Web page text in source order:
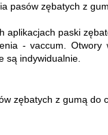
pasów zębatych z
aplikacjach paski
- vaccum.
są indywidualnie.
zębatych z gumą do